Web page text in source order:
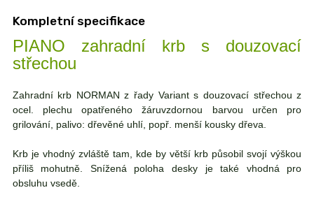
Kompletní specifikace
PIANO zahradní krb s douzovací
střechou
Zahradní krb NORMAN z řady Variant s douzovací střechou z
ocel. plechu opatřeného žáruvzdornou barvou určen pro
grilování, palivo: dřevěné uhlí, popř. menší kousky dřeva.
Krb je vhodný zvláště tam, kde by větší krb působil svojí výškou
příliš mohutně. Snížená poloha desky je také vhodná pro
obsluhu vsedě.